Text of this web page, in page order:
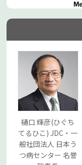
樋口 輝彦(ひぐち
てるひこ) JDC・一
般社団法人 日本う
つ病センター 名誉